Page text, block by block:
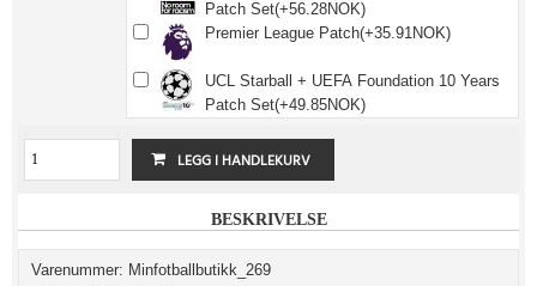
Patch Set(+56.28NOK)
Premier League Patch(+35.91NOK)
UCL Starball + UEFA Foundation 10 Years
Patch Set(+49.85NOK)
BESKRIVELSE
Varenummer: Minfotballbutikk_269